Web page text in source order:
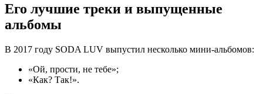
Его лучшие треки и выпущенные
альбомы
В 2017 году SODA LUV выпустил несколько мини-альбомов:
«Ой, прости, не тебе»;
«Как? Так!».